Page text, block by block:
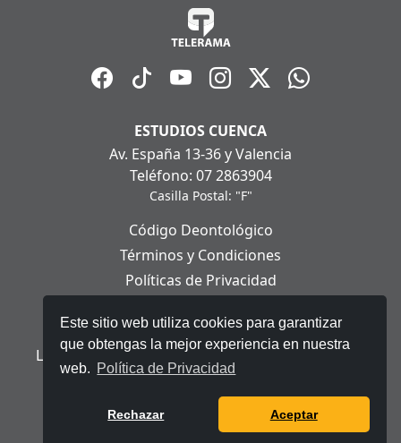
Este sitio web utiliza cookies para garantizar
que obtengas la mejor experiencia en nuestra
web. Política de Privacidad
Rechazar Aceptar
ESTUDIOS CUENCA
Av. España 13-36 y Valencia
Teléfono: 07 2863904
Casilla Postal: "F"
Código Deontológico
Términos y Condiciones
Políticas de Privacidad
Aviso Legal
Ley Orgánica de Protección de Datos Personales
© 2025 Telerama - Todos los derechos reservados.